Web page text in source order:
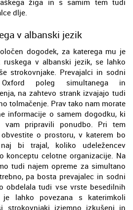
dlje.
v albanski jezik
dogodek, za katerega mu je
ruskega v albanski jezik, se lahko
strokovnjake. Prevajalci in sodni
poleg simultanega in
na zahtevo strank izvajajo tudi
tolmačenje. Prav tako nam morate
informacije o samem dogodku, ki
vam pripravili ponudbo. Pri tem
o prostoru, v katerem bo
bi trajal, koliko udeležencev
konceptu celotne organizacije. Na
tudi najem opreme za simultano
pa bosta prevajalec in sodni
obdelala tudi vse vrste besedilnih
lahko povezana s katerimkoli
strokovnjaki izjemno izkušeni in